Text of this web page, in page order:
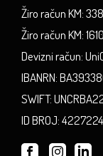
Žiro račun KM:
Žiro račun KM:
Devizni račun:
IBANRN:
SWIFT:
ID BROJ: